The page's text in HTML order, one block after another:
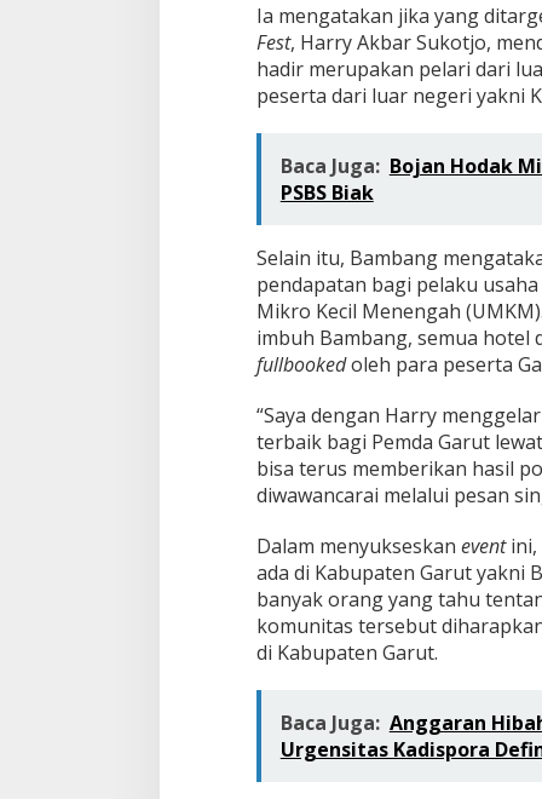
Ia mengatakan jika yang
Fest, Harry Akbar Sukotjo,
hadir merupakan pelari dari
peserta dari luar negeri yakni
Baca Juga: Bojan Hodak
PSBS Biak
Selain itu, Bambang
pendapatan bagi pelaku
Mikro Kecil Menengah
imbuh Bambang, semua hotel
fullbookedoleh para peserta
“Saya dengan Harry
terbaik bagi Pemda Garut
bisa terus memberikan hasil
diwawancarai melalui pesan
Dalam menyukseskan eventini,
ada di Kabupaten Garut yakni
banyak orang yang tahu
komunitas tersebut
di Kabupaten Garut.
Baca Juga: Anggaran
Urgensitas Kadispora